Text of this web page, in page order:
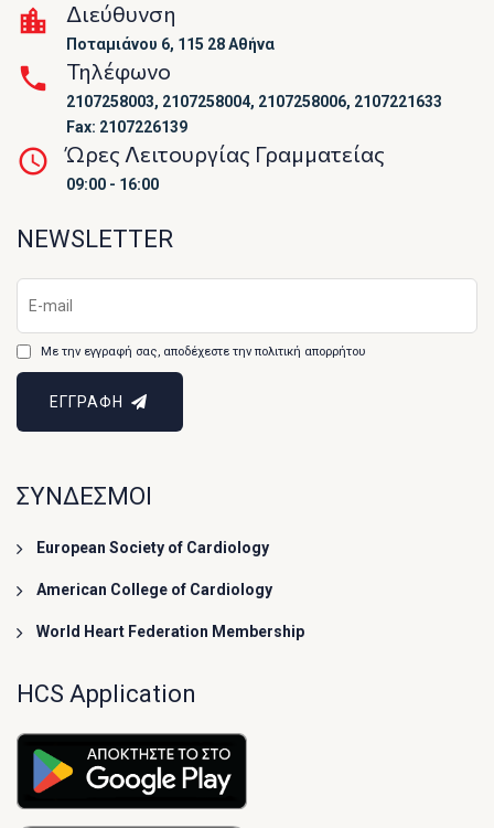
Διεύθυνση
Ποταμιάνου 6, 115 28 Αθήνα
Τηλέφωνο
2107258003, 2107258004, 2107258006, 2107221633
Fax: 2107226139
Ώρες Λειτουργίας Γραμματείας
09:00 - 16:00
NEWSLETTER
Με την εγγραφή σας, αποδέχεστε την πολιτική απορρήτου
ΕΓΓΡΑΦΗ
ΣΥΝΔΕΣΜΟΙ
European Society of Cardiology
American College of Cardiology
World Heart Federation Membership
HCS Application